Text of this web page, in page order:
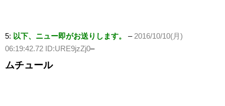
5: 以下、ニュー即がお送りします。 –2016/10/10(月)
06:19:42.72 ID:URE9jzZj0–
ムチュール